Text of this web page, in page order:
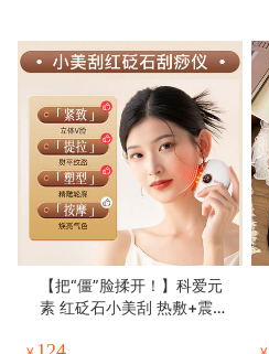
【把“僵”脸揉开！】科爱元
素 红砭石小美刮 热敷+震动